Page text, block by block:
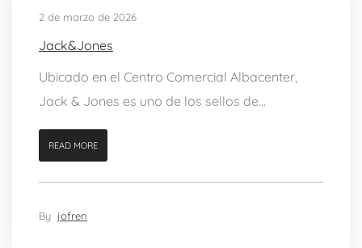
2 de marzo de 2026
Jack&Jones
Ubicado en el Centro Comercial Albacenter,
Jack & Jones es uno de los sellos de...
READ MORE
By jofren